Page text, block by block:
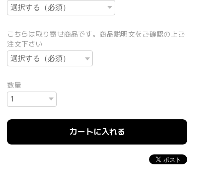
こちらは取り寄せ商品です。商品説明文をご確認の上ご
注文下さい
数量
カートに入れる